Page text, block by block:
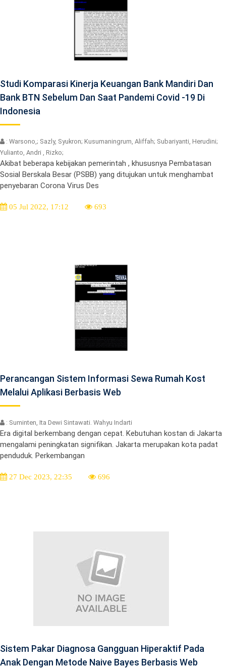
Studi Komparasi Kinerja Keuangan Bank Mandiri Dan
Bank BTN Sebelum Dan Saat Pandemi Covid -19 Di
Indonesia
: Warsono,; Sazly, Syukron; Kusumaningrum, Aliffah; Subariyanti, Herudini;
Yulianto, Andri , Rizko;
Akibat beberapa kebijakan pemerintah , khususnya Pembatasan
Sosial Berskala Besar (PSBB) yang ditujukan untuk menghambat
penyebaran Corona Virus Des
05 Jul 2022, 17:12 693
Perancangan Sistem Informasi Sewa Rumah Kost
Melalui Aplikasi Berbasis Web
: Suminten, Ita Dewi Sintawati. Wahyu Indarti
Era digital berkembang dengan cepat. Kebutuhan kostan di Jakarta
mengalami peningkatan signifikan. Jakarta merupakan kota padat
penduduk. Perkembangan
27 Dec 2023, 22:35 696
Sistem Pakar Diagnosa Gangguan Hiperaktif Pada
Anak Dengan Metode Naive Bayes Berbasis Web